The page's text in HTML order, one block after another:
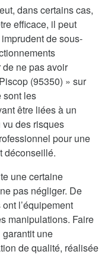
dans certains cas,
efficace, il peut
de sous-
de ne pas avoir
(95350) » sur
sont les
être liées à un
des risques
pour une
déconseillé.
une certaine
pas négliger. De
l’équipement
manipulations. Faire
une
de qualité, réalisée